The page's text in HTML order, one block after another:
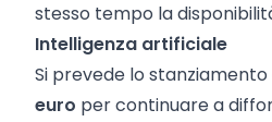
stesso tempo la
Intelligenza artificiale
Si prevede lo stanziamento
euro per continuare a